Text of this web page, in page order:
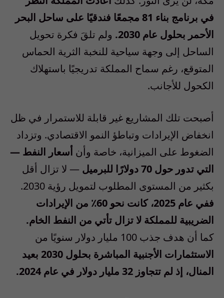
في برنامج بناء 81 مجمعًا فندقيًا على ساحل البحر
الأحمر بحلول عام 2030.
ولم تلقَ فكرة تحويل
الساحل إلى وجهة سياحية للنخبة الثرية الحماس
المتوقع، رغم سماح المملكة تدريجيًا باستهلاك
الكحول للأجانب.
أصبحت تلك المشاريع غير قابلة للاستمرار في ظل
انخفاض الإيرادات وتباطؤ النمو الاقتصادي. وتزداد
الضغوط على الميزانية، خاصة وأن أسعار النفط —
التي تدور حول 70 دولارًا للبرميل
— لا تزال أقل
بكثير من المستوى المطلوب لتمويل رؤية 2030.
ففي عام 2025، كانت نحو 60٪ من الإيرادات
الضريبية للمملكة لا تزال تأتي من النفط الخام.
كما أن هدف جذب 100 مليار دولار سنويًا من
الاستثمارات الأجنبية المباشرة بحلول 2030 بعيد
المنال، إذ لم تتجاوز 32 مليار دولار في عام 2024.